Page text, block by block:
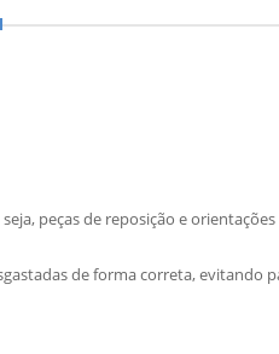
peças de reposição e
de forma correta, evitando